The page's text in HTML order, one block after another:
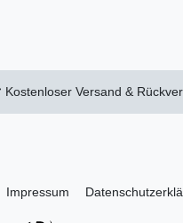
Kostenloser Versand &
Impressum